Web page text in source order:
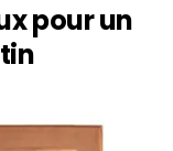
pour un